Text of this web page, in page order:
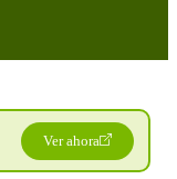
Ver ahora